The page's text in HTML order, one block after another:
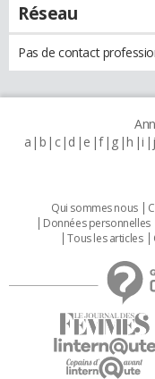
Réseau
Pas de contact
a b c d e f g h i j
Qui sommes nous
Données personnelles
Tous les articles